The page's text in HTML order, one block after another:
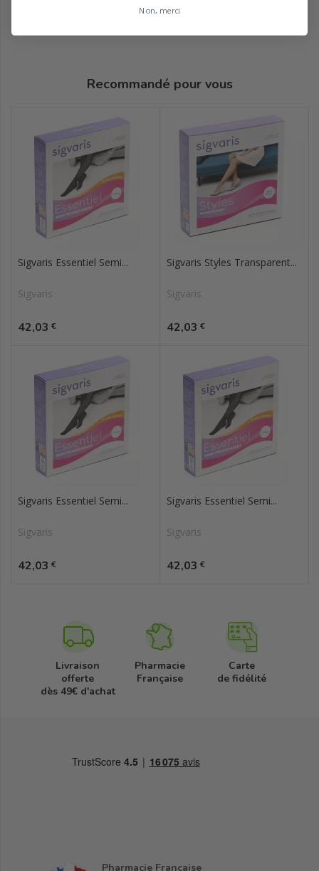
Recommandé pour vous
Sigvaris Essentiel Semi...
Sigvaris
Prix
42,03 €
Sigvaris Styles Transparent...
Sigvaris
Prix
42,03 €
Sigvaris Essentiel Semi...
Sigvaris
Prix
42,03 €
Sigvaris Essentiel Semi...
Sigvaris
Prix
42,03 €
Livraison
offerte
dès 49€ d'achat
Pharmacie
Française
Carte
de fidélité
Pharmacie Française
Non, merci